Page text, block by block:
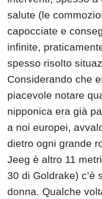
salute (le
capocciate e
infinite,
spesso risolto
Considerando che
piacevole notare
nipponica era già
a noi europei,
dietro ogni grande
Jeeg è altro 11
30 di Goldrake) c’è
donna. Qualche